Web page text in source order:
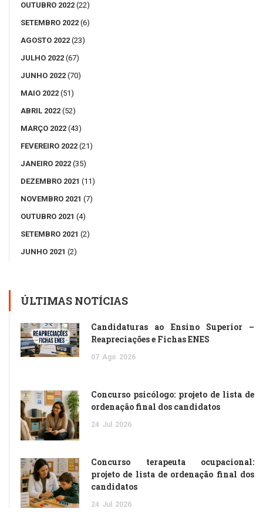
OUTUBRO 2022 (22)
SETEMBRO 2022 (6)
AGOSTO 2022 (23)
JULHO 2022 (67)
JUNHO 2022 (70)
MAIO 2022 (51)
ABRIL 2022 (52)
MARÇO 2022 (43)
FEVEREIRO 2022 (21)
JANEIRO 2022 (35)
DEZEMBRO 2021 (11)
NOVEMBRO 2021 (7)
OUTUBRO 2021 (4)
SETEMBRO 2021 (2)
JUNHO 2021 (2)
ÚLTIMAS NOTÍCIAS
Candidaturas ao Ensino Superior –
Reapreciações e Fichas ENES
07 Ago 2026
Concurso psicólogo: projeto de lista de
ordenação final dos candidatos
24 Jul 2026
Concurso terapeuta ocupacional:
projeto de lista de ordenação final dos
candidatos
24 Jul 2026